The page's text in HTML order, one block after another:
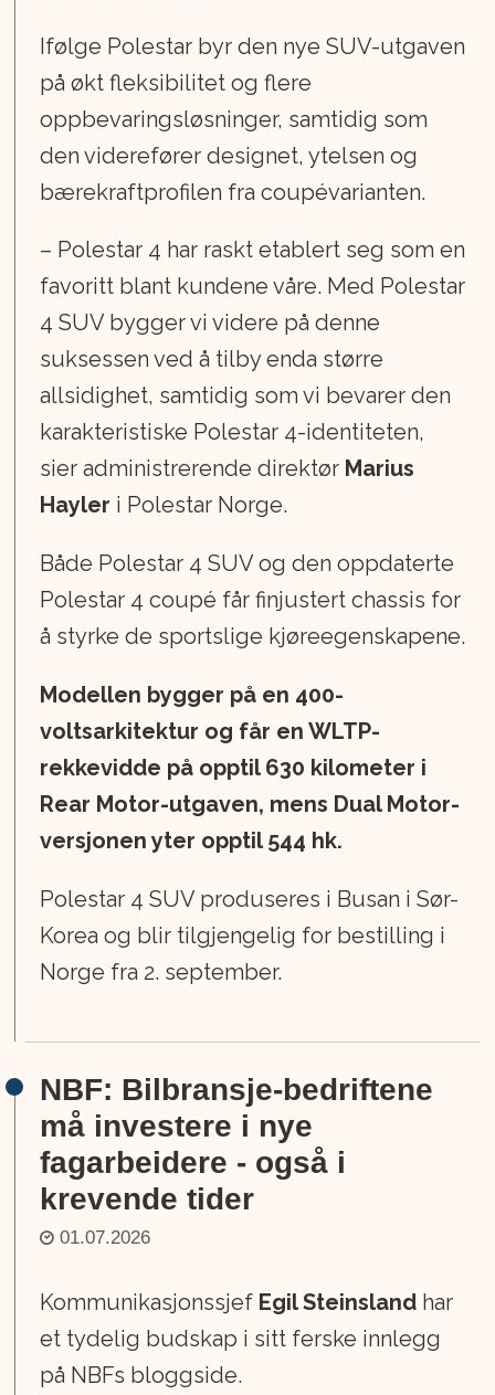
Ifølge Polestar byr den nye SUV-utgaven
på økt fleksibilitet og flere
oppbevaringsløsninger, samtidig som
den viderefører designet, ytelsen og
bærekraftprofilen fra coupévarianten.
– Polestar 4 har raskt etablert seg som en
favoritt blant kundene våre. Med Polestar
4 SUV bygger vi videre på denne
suksessen ved å tilby enda større
allsidighet, samtidig som vi bevarer den
karakteristiske Polestar 4-identiteten,
sier administrerende direktør Marius
Hayler i Polestar Norge.
Både Polestar 4 SUV og den oppdaterte
Polestar 4 coupé får finjustert chassis for
å styrke de sportslige kjøreegenskapene.
Modellen bygger på en 400-
voltsarkitektur og får en WLTP-
rekkevidde på opptil 630 kilometer i
Rear Motor-utgaven, mens Dual Motor-
versjonen yter opptil 544 hk.
Polestar 4 SUV produseres i Busan i Sør-
Korea og blir tilgjengelig for bestilling i
Norge fra 2. september.
NBF: Bilbransje-bedriftene
må investere i nye
fagarbeidere - også i
krevende tider
01.07.2026
Kommunikasjonssjef Egil Steinsland har
et tydelig budskap i sitt ferske innlegg
på NBFs bloggside.